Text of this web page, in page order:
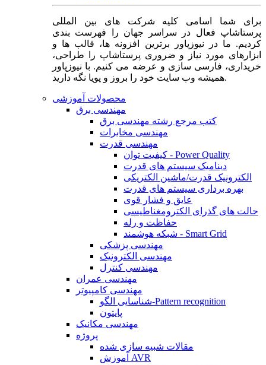
برای شما اسامی کلیه شرکت های بین المللی
پرستاشاپ فعال در سراسر جهان را فهرست بندی
کردیم. ما در نیوزپاور برترین افزونه ها، قالب ها و
ابزارهای مورد نیاز و ضروری پرستاشاپ را طراحی،
خریداری، فارسی سازی و عرضه می کنیم. با نیوزپاور
همیشه وب سایت خود را بروز و پویا نگه دارید.
محصولات آموزشی
مهندسی برق
کتب مرجع رشته مهندسی برق
مهندسی مخابرات
مهندسی قدرت
کیفیت توان - Power Quality
دینامیک سیستم های قدرت
الکترونیک قدرت/ماشین الکتریکی
بهره برداری سیستم های قدرت
عایق و فشار قوی
حالت های گذرای الکترومغناطیسی
حفاظت و رله
شبکه هوشمند - Smart Grid
مهندسی پزشکی
مهندسی الکترونیک
مهندسی کنترل
مهندسی عمران
مهندسی کامپیوتر
شناسایی الگو-Pattern recognition
پایتون
مهندسی مکانیک
پروژه
مقالات شبیه سازی شده
آموزش AVR